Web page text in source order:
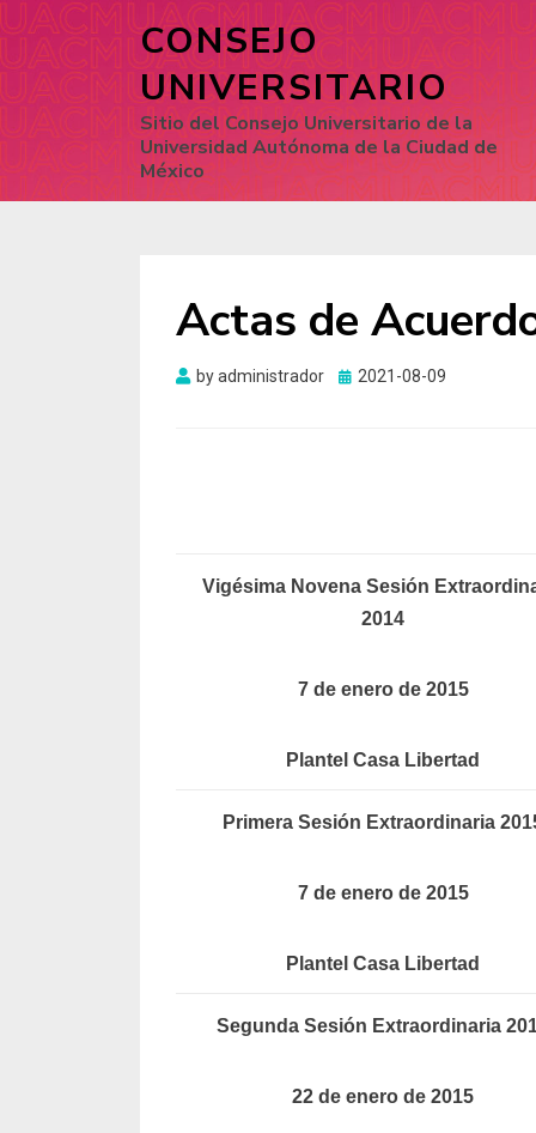
CONSEJO
UNIVERSITARIO
Sitio del Consejo Universitario de la
Universidad Autónoma de la Ciudad de
México
Actas de
byadministrador
Posted
2021-08-09
Vigésima Novena Sesión
2014
7 de enero de 2015
Plantel Casa Libertad
Primera Sesión Extraordinaria
7 de enero de 2015
Plantel Casa Libertad
Segunda Sesión Extraordinaria
22 de enero de 2015